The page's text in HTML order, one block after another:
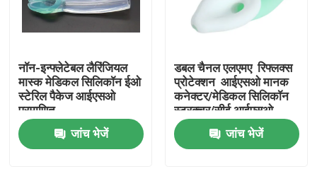
नॉन-इन्फ्लेटेबल लैरिंजियल
मास्क मेडिकल सिलिकॉन ईओ
स्टेरिल पैकेज आईएसओ
प्रमाणित
जांच भेजें
डबल चैनल एलएमए ️ रिफ्लक्स
प्रोटेक्शन ️ आईएसओ मानक
कनेक्टर/मेडिकल सिलिकॉन
स्ट्रक्चर/सीई आईएसओ
जांच भेजें